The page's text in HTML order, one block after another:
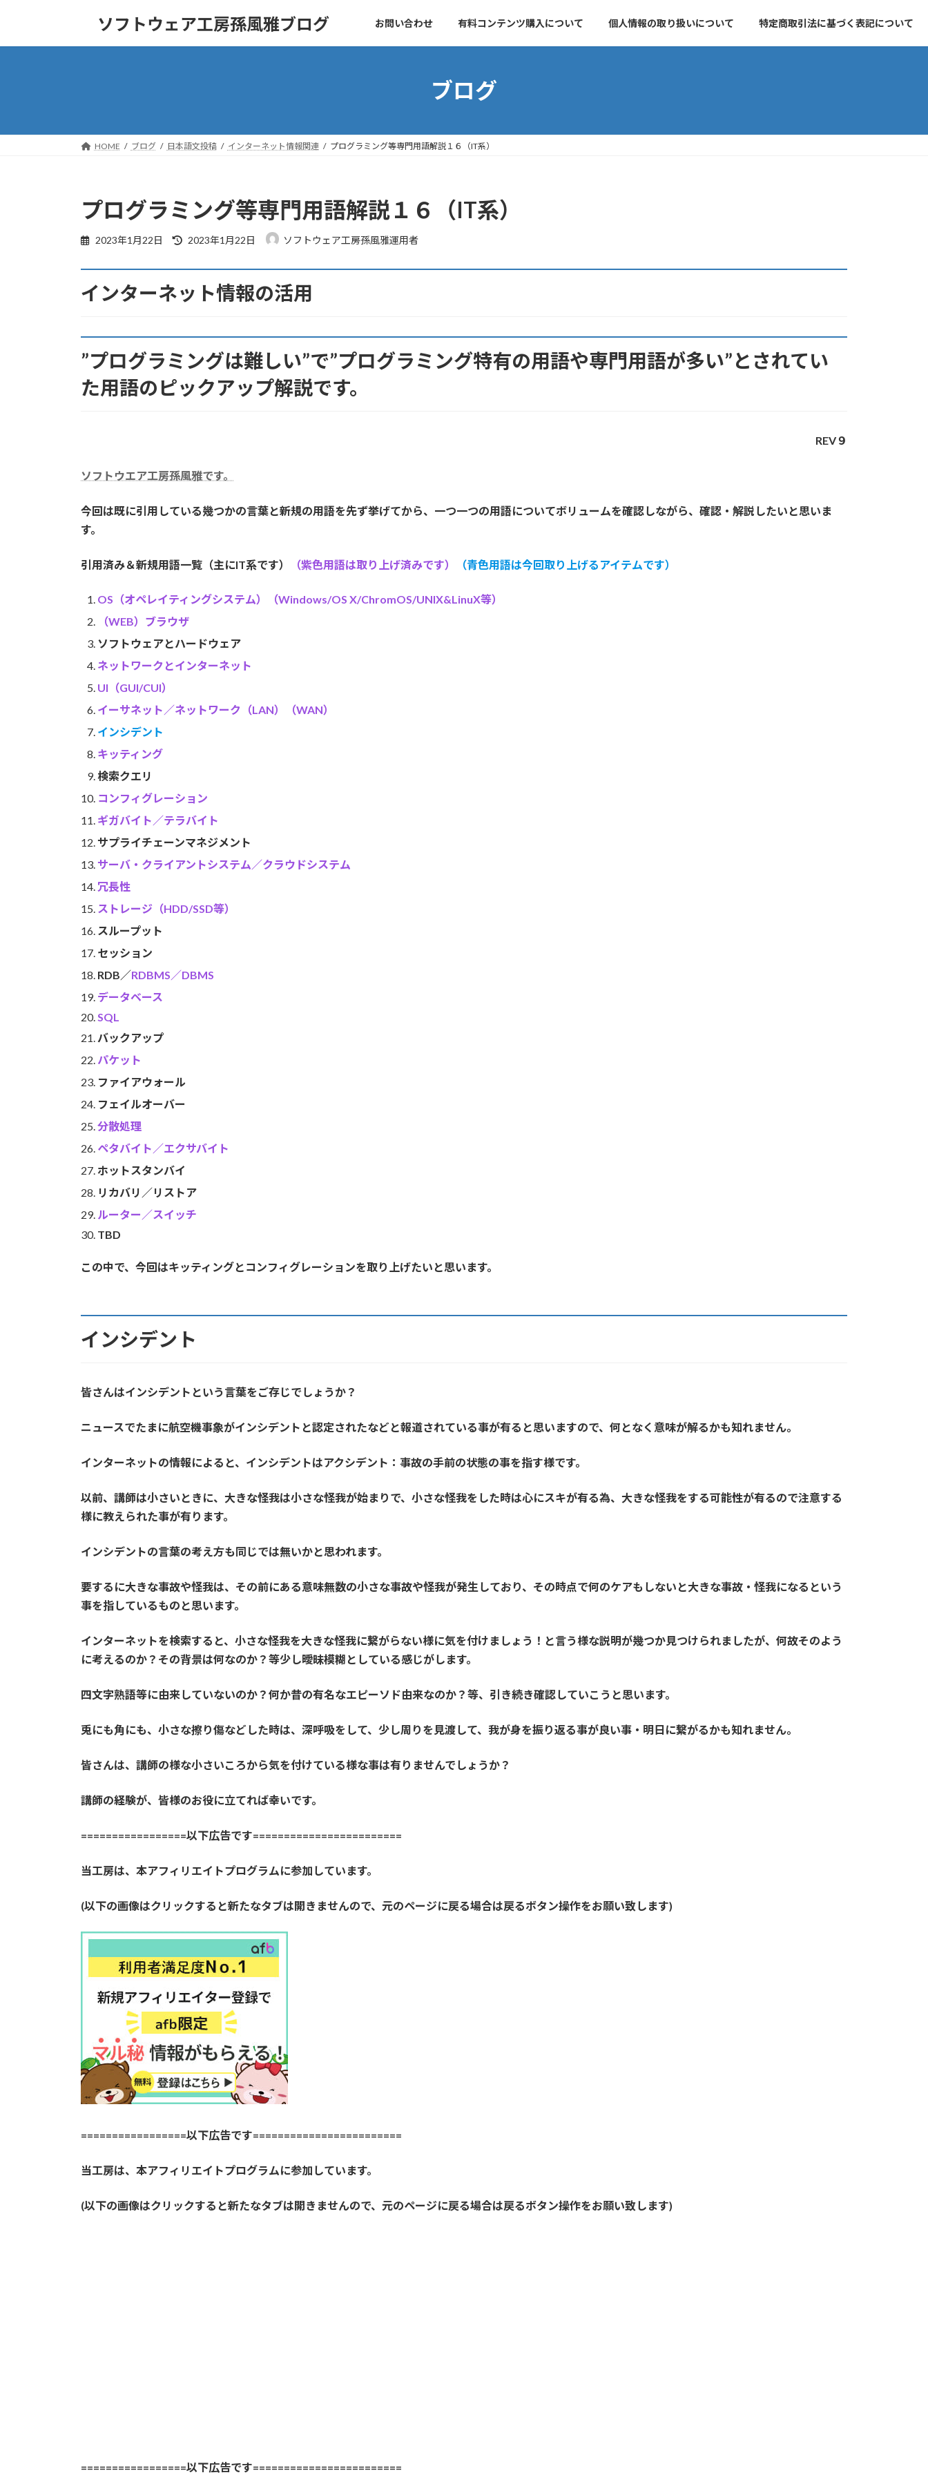
ソフトウェア工房孫風雅ブログ お問い合わせ 有料コンテンツ購入について 個人情報の取り扱いについて 特定商取引法に基づく表記について
ブログ
HOME ブログ 日本語文投稿 インターネット情報関連 プログラミング等専門用語解説１６（IT系）
プログラミング等専門用語解説１６（IT系）
2023年1月22日
最
日
2023年1月22日 ソフトウェア工房孫風雅運用者
インターネット情報の活用
”プログラミングは難しい”で”プログラミング特有の用語や専門用語が多い”とされてい
た用語のピックアップ解説です。
REV９
ソフトウエア工房孫風雅です。
今回は既に引用している幾つかの言葉と新規の用語を先ず挙げてから、一つ一つの用語についてボリュームを確認しながら、確認・解説したいと思いま
す。
引用済み＆新規用語一覧（主にIT系です） （紫色用語は取り上げ済みです） （青色用語は今回取り上げるアイテムです）
OS（オペレイティングシステム）（Windows/OS X/ChromOS/UNIX&LinuX等）
（WEB）ブラウザ
ソフトウェアとハードウェア
ネットワークとインターネット
UI（GUI/CUI）
イーサネット／ネットワーク（LAN）（WAN）
インシデント
キッティング
検索クエリ
コンフィグレーション
ギガバイト／テラバイト
サプライチェーンマネジメント
サーバ・クライアントシステム／クラウドシステム
冗長性
ストレージ（HDD/SSD等）
スループット
セッション
RDB／RDBMS／DBMS
データベース
SQL
バックアップ
パケット
ファイアウォール
フェイルオーバー
分散処理
ペタバイト／エクサバイト
ホットスタンバイ
リカバリ／リストア
ルーター／スイッチ
TBD
この中で、今回はキッティングとコンフィグレーションを取り上げたいと思います。
インシデント
皆さんはインシデント という言葉をご存じでしょうか？
ニュースでたまに航空機事象がインシデントと認定されたなどと報道されている事が有ると思いますので、何となく意味が解るかも知れません。
インターネットの情報によると、インシデントはアクシデント：事故の手前の状態の事を指す様です。
以前、講師は小さいときに、大きな怪我は小さな怪我が始まりで、小さな怪我をした時は心にスキが有る為、大きな怪我をする可能性が有るので注意する
様に教えられた事が有ります。
インシデントの言葉の考え方も同じでは無いかと思われます。
要するに大きな事故や怪我は、その前にある意味無数の小さな事故や怪我が発生しており、その時点で何のケアもしないと大きな事故・怪我になるという
事を指しているものと思います。
インターネットを検索すると、小さな怪我を大きな怪我に繋がらない様に気を付けましょう！と言う様な説明が幾つか見つけられましたが、何故そのよう
に考えるのか？その背景は何なのか？等少し曖昧模糊としている感じがします。
四文字熟語等に由来していないのか？何か昔の有名なエピーソド由来なのか？等、引き続き確認していこうと思います。
兎にも角にも、小さな擦り傷などした時は、深呼吸をして、少し周りを見渡して、我が身を振り返る事が良い事・明日に繋がるかも知れません。
皆さんは、講師の様な小さいころから気を付けている様な事は有りませんでしょうか？
講師の経験が、皆様のお役に立てれば幸いです。
=================以下広告です========================
当工房は、本アフィリエイトプログラムに参加しています。
(以下の画像はクリックすると新たなタブは開きませんので、元のページに戻る場合は戻るボタン操作をお願い致します)
=================以下広告です========================
当工房は、本アフィリエイトプログラムに参加しています。
(以下の画像はクリックすると新たなタブは開きませんので、元のページに戻る場合は戻るボタン操作をお願い致します)
=================以下広告です========================